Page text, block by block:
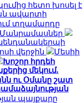
հետո խոսել է
ավարտի
տղամարդը
Մանրամասներ
կենդանակերպի
վերջին
Մեսիի
Խոշոր հրդեհ
մեկում.
ու Օմանը շատ
պայքարը